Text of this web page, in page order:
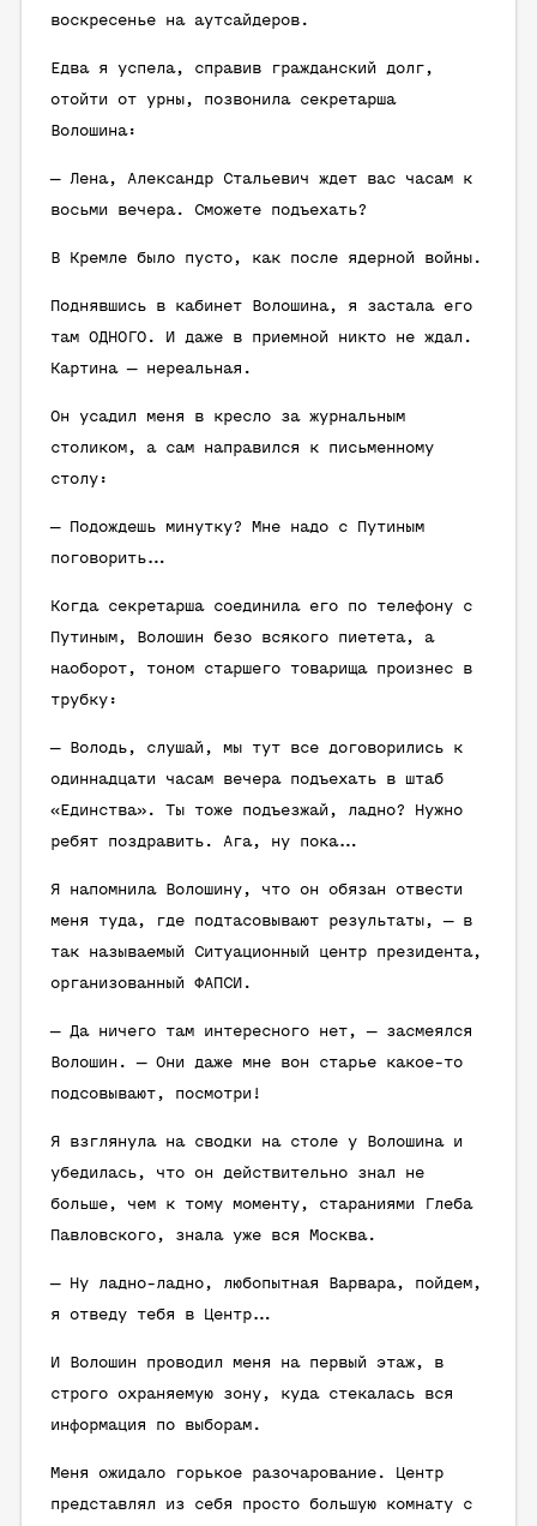
воскресенье на аутсайдеров.
Едва я успела, справив гражданский долг,
отойти от урны, позвонила секретарша
Волошина:
— Лена, Александр Стальевич ждет вас часам к
восьми вечера. Сможете подъехать?
В Кремле было пусто, как после ядерной войны.
Поднявшись в кабинет Волошина, я застала его
там ОДНОГО. И даже в приемной никто не ждал.
Картина — нереальная.
Он усадил меня в кресло за журнальным
столиком, а сам направился к письменному
столу:
— Подождешь минутку? Мне надо с Путиным
поговорить…
Когда секретарша соединила его по телефону с
Путиным, Волошин безо всякого пиетета, а
наоборот, тоном старшего товарища произнес в
трубку:
— Володь, слушай, мы тут все договорились к
одиннадцати часам вечера подъехать в штаб
«Единства». Ты тоже подъезжай, ладно? Нужно
ребят поздравить. Ага, ну пока…
Я напомнила Волошину, что он обязан отвести
меня туда, где подтасовывают результаты, — в
так называемый Ситуационный центр президента,
организованный ФАПСИ.
— Да ничего там интересного нет, — засмеялся
Волошин. — Они даже мне вон старье какое-то
подсовывают, посмотри!
Я взглянула на сводки на столе у Волошина и
убедилась, что он действительно знал не
больше, чем к тому моменту, стараниями Глеба
Павловского, знала уже вся Москва.
— Ну ладно-ладно, любопытная Варвара, пойдем,
я отведу тебя в Центр…
И Волошин проводил меня на первый этаж, в
строго охраняемую зону, куда стекалась вся
информация по выборам.
Меня ожидало горькое разочарование. Центр
представлял из себя просто большую комнату с